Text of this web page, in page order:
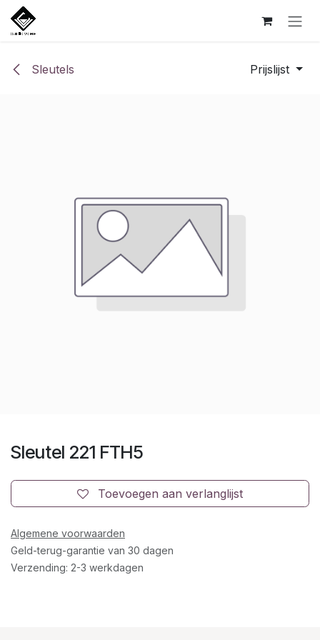
Overslaan naar inhoud
Sleutels Prijslijst
Sleutel 221 FTH5
Toevoegen aan verlanglijst
Algemene voorwaarden
Geld-terug-garantie van 30 dagen
Verzending: 2-3 werkdagen